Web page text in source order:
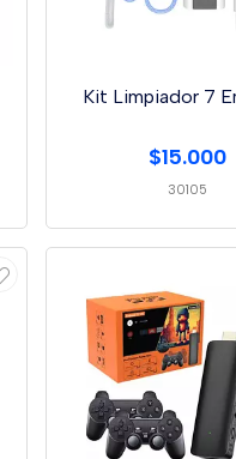
Kit Limpiador 7
$15.000
30105